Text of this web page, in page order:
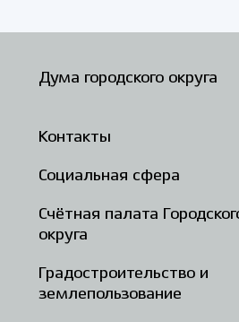
Дума городского округа
Контакты
Социальная сфера
Счётная палата
округа
Градостроительство и
землепользование